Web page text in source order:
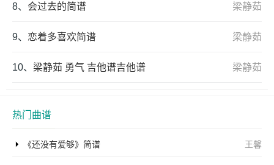
梁静茹
8、 会过去的简谱
梁静茹
9、 恋着多喜欢简谱
梁静茹
10、 梁静茹 勇气 吉他谱吉他谱
热门曲谱
王馨
《还没有爱够》简谱